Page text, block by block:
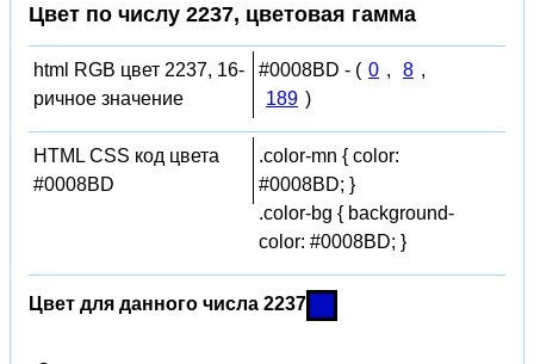
Цвет по числу 2237, цветовая гамма
html RGB цвет 2237, 16-
ричное значение
#0008BD - ( 0 , 8 ,
189 )
HTML CSS код цвета
#0008BD
.color-mn { color:
#0008BD; }
.color-bg { background-
color: #0008BD; }
Цвет для данного числа 2237